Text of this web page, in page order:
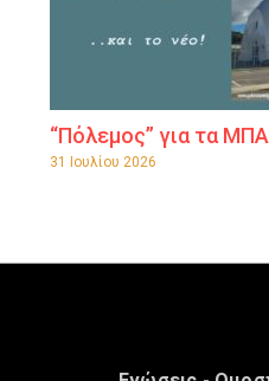
“Πόλεμος” για τα
31 Ιουλίου 2026